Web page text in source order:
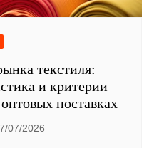
текстиля:
и критерии
поставках
07/2026